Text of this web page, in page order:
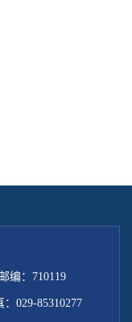
：710119
85310277